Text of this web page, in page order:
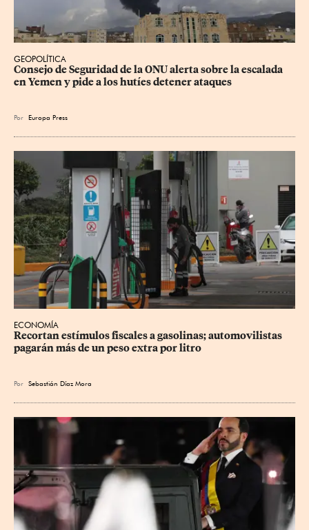
GEOPOLÍTICA
Consejo de Seguridad de la ONU alerta sobre la escalada
en Yemen y pide a los hutíes detener ataques
Por Europa Press
ECONOMÍA
Recortan estímulos fiscales a gasolinas; automovilistas
pagarán más de un peso extra por litro
Por Sebastián Díaz Mora